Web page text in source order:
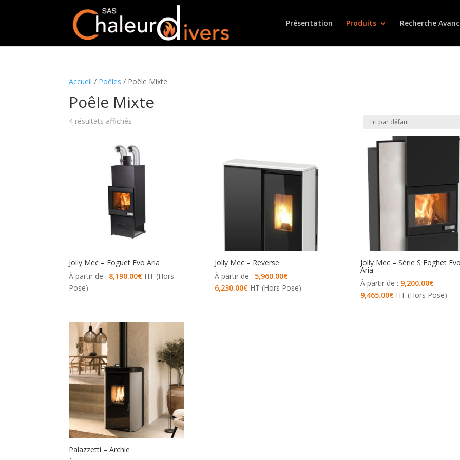
Présentation Produits Recherche
Accueil / Poêles / Poêle Mixte
Poêle Mixte
4 résultats affichés
Jolly Mec – Foguet Evo Aria
À partir de : 8,190.00€ HT (Hors
Pose)
Jolly Mec – Reverse
À partir de : 5,960.00€ –
6,230.00€Plage
HT (Hors Pose)
Jolly Mec – Série S Foghet
Aria
À partir de : 9,200.00€ –
9,465.00€Plage
HT (Hors Pose)
Palazzetti – Archie